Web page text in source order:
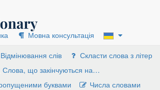
Мовна консультація
Відмінювання слів
Скласти слова з літер
Слова, що закінчуються на…
буквами
Числа словами